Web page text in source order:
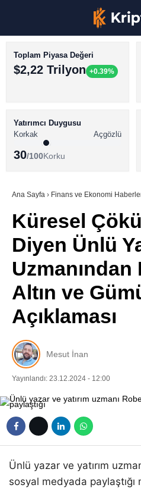
BİTCOİN HABERLERİ
ALTCOİN HABERLERİ
SÖZLÜK
Toplam Piyasa Değeri
$2,22 Trilyon +0.39%
Yatırımcı Duygusu
Korkak
Açgözlü
30/100Korku
Ana Sayfa › Finans ve Ekonomi
Küresel
Diyen Ünlü
Altın ve
Açıklaması
Mesut İnan
Yayınlandı: 23.12.2024 - 12:00
Ünlü yazar ve yatırım
sosyal medyada